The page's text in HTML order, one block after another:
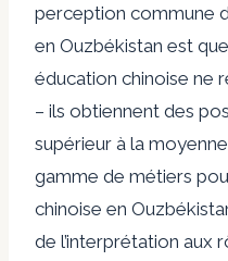
perception commune
en Ouzbékistan est
éducation chinoise ne
– ils obtiennent des
supérieur à la
gamme de métiers
chinoise en
de l’interprétation aux